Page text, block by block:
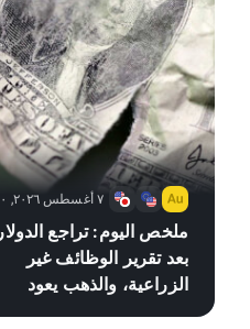
٧ أغسطس ٢٠٢٦, ٢٢:٠٠
ملخص اليوم: تراجع الدولار
بعد تقرير الوظائف غير
الزراعية، والذهب يعود